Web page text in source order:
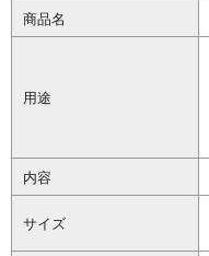
商品名
用途
内容
サイズ